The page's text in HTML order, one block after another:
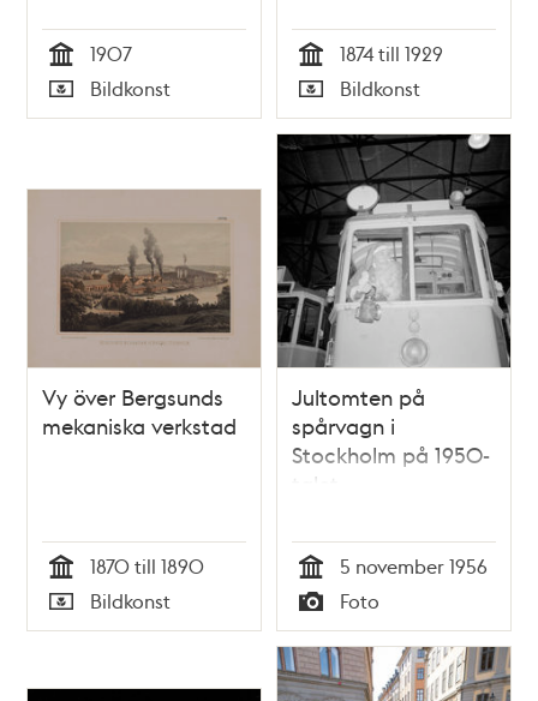
Tid
1907
Typ
Bildkonst Tid
1874 till 1929
Typ
Bildkonst
Vy över Bergsunds
mekaniska verkstad
Tid
1870 till 1890
Typ
Bildkonst
Jultomten på
spårvagn i
Stockholm på 1950-
talet
Tid
5 november 1956
Typ
Foto